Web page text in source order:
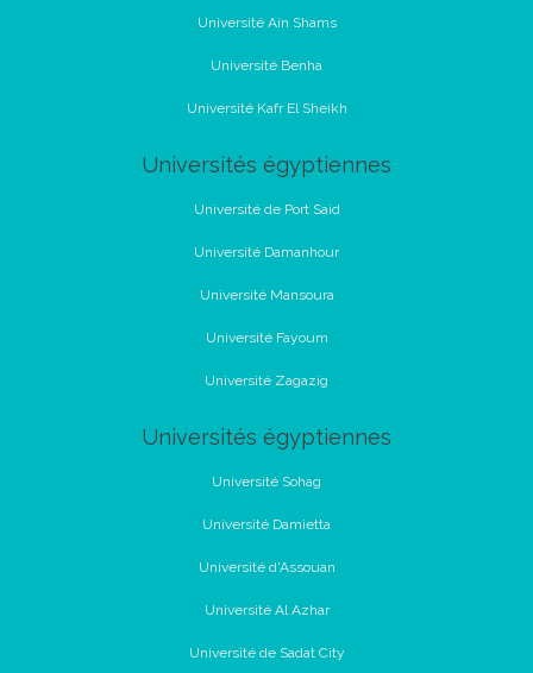
Université Ain Shams
Université Benha
Université Kafr El Sheikh
Universités égyptiennes
Université de Port Said
Université Damanhour
Université Mansoura
Université Fayoum
Université Zagazig
Universités égyptiennes
Université Sohag
Université Damietta
Université d'Assouan
Université Al Azhar
Université de Sadat City